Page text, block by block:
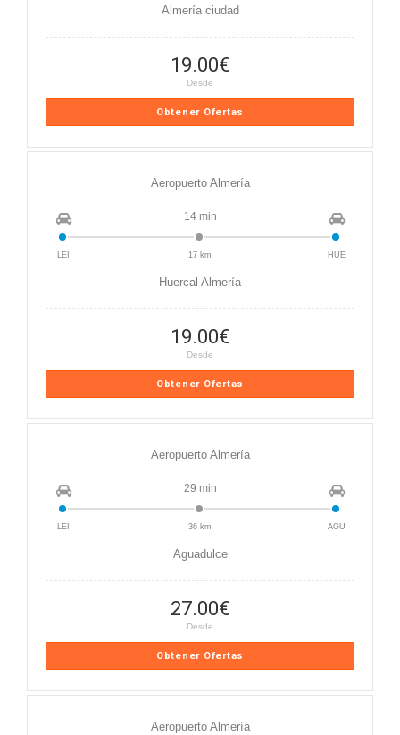
Almería ciudad
19.00€
Desde
Obtener Ofertas
Aeropuerto Almería
14 min
LEI 17 km HUE
Huercal Almería
19.00€
Desde
Obtener Ofertas
Aeropuerto Almería
29 min
LEI 36 km AGU
Aguadulce
27.00€
Desde
Obtener Ofertas
Aeropuerto Almería